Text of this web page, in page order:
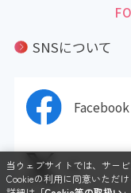
SNSについて
Facebook
X
当ウェブサイトでは、サー
Cookieの利用に同意いただ